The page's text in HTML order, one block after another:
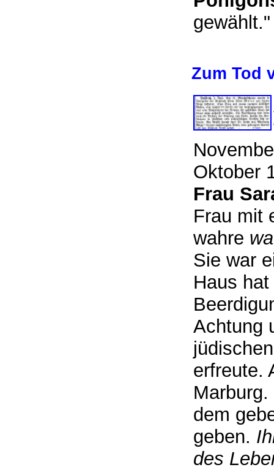
Zum Tod
Oktober
Frau
Frau mit
wahre
Sie war
Haus
Achtung
erfreute.
dem
geben.
des